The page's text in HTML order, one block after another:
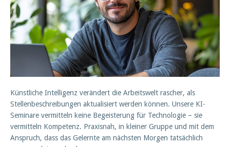
Künstliche Intelligenz verändert die Arbeitswelt rascher, als
Stellenbeschreibungen aktualisiert werden können. Unsere KI-
Seminare vermitteln keine Begeisterung für Technologie – sie
vermitteln Kompetenz. Praxisnah, in kleiner Gruppe und mit dem
Anspruch, dass das Gelernte am nächsten Morgen tatsächlich